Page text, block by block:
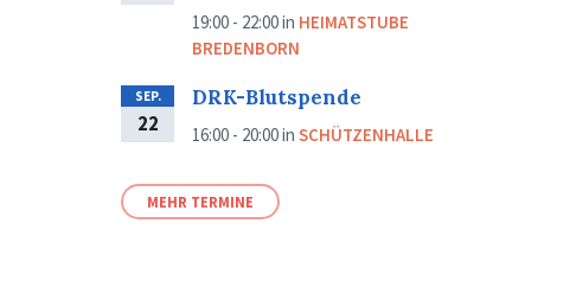
19:00 - 22:00in HEIMATSTUBE
BREDENBORN
SEP.
22
DRK-Blutspende
16:00 - 20:00inSCHÜTZENHALLE
MEHR TERMINE